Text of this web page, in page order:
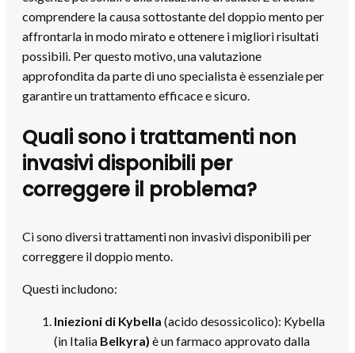
comprendere la causa sottostante del doppio mento per
affrontarla in modo mirato e ottenere i migliori risultati
possibili. Per questo motivo, una valutazione
approfondita da parte di uno specialista è essenziale per
garantire un trattamento efficace e sicuro.
Quali sono i trattamenti non
invasivi disponibili per
correggere il problema?
Ci sono diversi trattamenti non invasivi disponibili per
correggere il doppio mento.
Questi includono:
Iniezioni di Kybella (acido desossicolico): Kybella
(in Italia Belkyra) è un farmaco approvato dalla